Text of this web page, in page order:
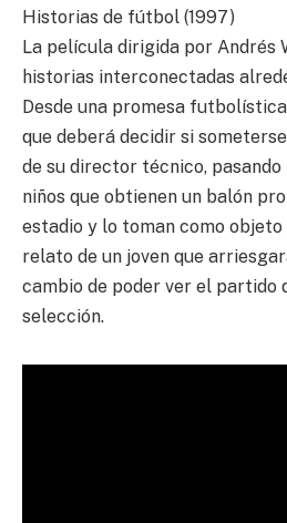
Historias de fútbol (1997)
La película dirigida por Andrés
historias interconectadas
Desde una promesa
que deberá decidir si
de su director técnico,
niños que obtienen un balón
estadio y lo toman como
relato de un joven que
cambio de poder ver el partido
selección.